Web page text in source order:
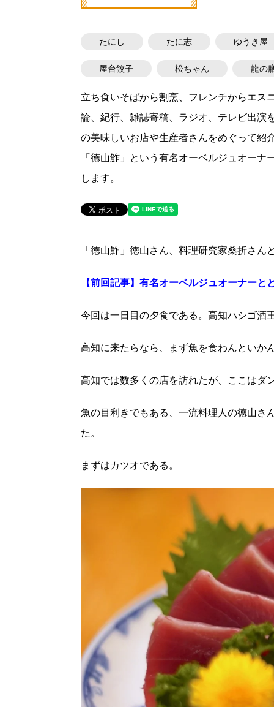
たにし たに志 ゆうき屋
屋台餃子 松ちゃん 龍の
立ち食いそばから割烹、フレンチからエス
論、紀行、雑誌寄稿、ラジオ、テレビ出演
の美味しいお店や生産者さんをめぐって紹
「徳山鮓」という有名オーベルジュオー
します。
「徳山鮓」徳山さん、料理研究家桑折さ
【前回記事】有名オーベルジュオーナー
今回は一日目の夕食である。高知ハシゴ酒
高知に来たらなら、まず魚を食わんといか
高知では数多くの店を訪れたが、ここはダ
魚の目利きでもある、一流料理人の徳山さ
た。
まずはカツオである。